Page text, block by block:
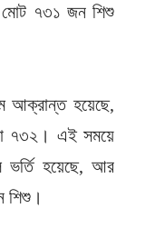
মোট ৭৩১ জন শিশু
আক্রান্ত হয়েছে,
৭৩২। এই সময়ে
ভর্তি হয়েছে, আর
শিশু।